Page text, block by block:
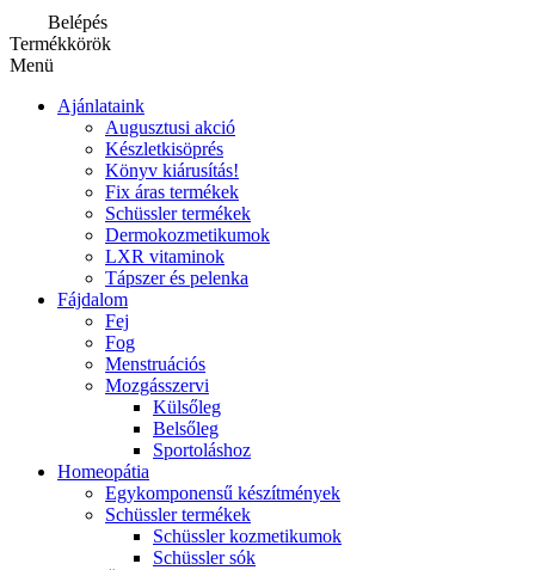
Belépés
Termékkörök
Menü
Ajánlataink
Augusztusi akció
Készletkisöprés
Könyv kiárusítás!
Fix áras termékek
Schüssler termékek
Dermokozmetikumok
LXR vitaminok
Tápszer és pelenka
Fájdalom
Fej
Fog
Menstruációs
Mozgásszervi
Külsőleg
Belsőleg
Sportoláshoz
Homeopátia
Egykomponensű készítmények
Schüssler termékek
Schüssler kozmetikumok
Schüssler sók